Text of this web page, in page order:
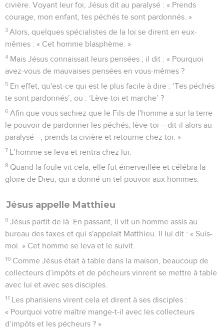
civière. Voyant leur foi, Jésus dit au paralysé : « Prends
courage, mon enfant, tes péchés te sont pardonnés. »
3 Alors, quelques spécialistes de la loi se dirent en eux-
mêmes : « Cet homme blasphème. »
4 Mais Jésus connaissait leurs pensées ; il dit : « Pourquoi
avez-vous de mauvaises pensées en vous-mêmes ?
5 En effet, qu'est-ce qui est le plus facile à dire : ‘Tes péchés
te sont pardonnés’, ou : ‘Lève-toi et marche’ ?
6 Afin que vous sachiez que le Fils de l'homme a sur la terre
le pouvoir de pardonner les péchés, lève-toi – dit-il alors au
paralysé –, prends ta civière et retourne chez toi. »
7 L’homme se leva et rentra chez lui.
8 Quand la foule vit cela, elle fut émerveillée et célébra la
gloire de Dieu, qui a donné un tel pouvoir aux hommes.
Jésus appelle Matthieu
9 Jésus partit de là. En passant, il vit un homme assis au
bureau des taxes et qui s'appelait Matthieu. Il lui dit : « Suis-
moi. » Cet homme se leva et le suivit.
10 Comme Jésus était à table dans la maison, beaucoup de
collecteurs d’impôts et de pécheurs vinrent se mettre à table
avec lui et avec ses disciples.
11 Les pharisiens virent cela et dirent à ses disciples :
« Pourquoi votre maître mange-t-il avec les collecteurs
d’impôts et les pécheurs ? »